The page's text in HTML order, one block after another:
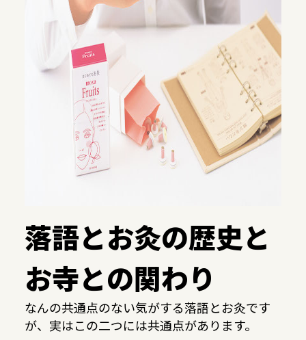
落語とお灸の歴史と
お寺との関わり
なんの共通点のない気がする落語とお灸です
が、実はこの二つには共通点があります。